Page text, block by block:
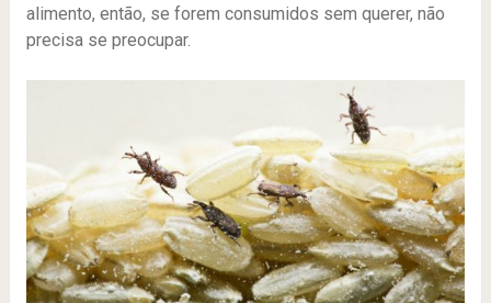
alimento, então, se forem consumidos sem querer, não
precisa se preocupar.